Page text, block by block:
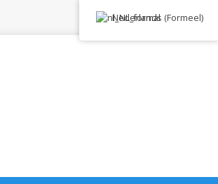
Nederlands (Formeel)